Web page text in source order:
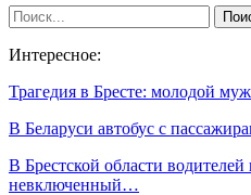
Интересное:
Трагедия в Бресте: молодой
В Беларуси автобус с
В Брестской области
невключенный…